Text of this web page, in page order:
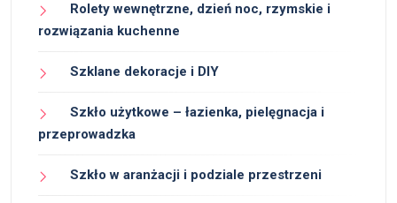
Rolety wewnętrzne, dzień noc, rzymskie i
rozwiązania kuchenne
Szklane dekoracje i DIY
Szkło użytkowe – łazienka, pielęgnacja i
przeprowadzka
Szkło w aranżacji i podziale przestrzeni